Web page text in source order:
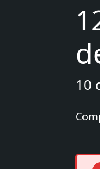
10